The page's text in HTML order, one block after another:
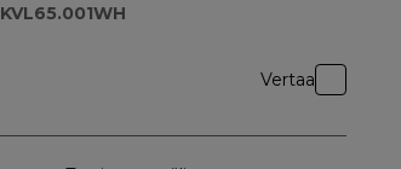
KVL65.001WH
Vertaa